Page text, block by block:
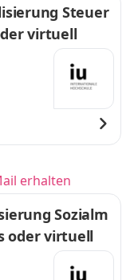
Steuer
virtuell
erhalten
Sozialm
oder virtuell